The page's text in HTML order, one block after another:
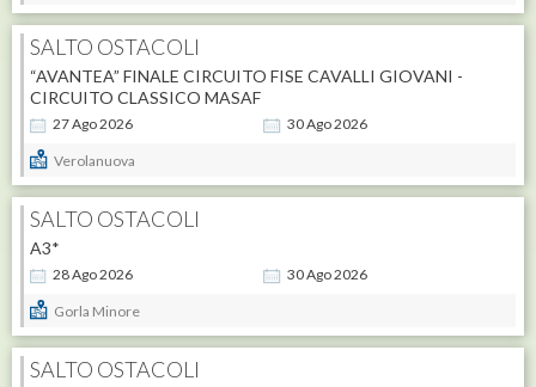
SALTO OSTACOLI
27Ago2026 30Ago2026
“AVANTEA” FINALE CIRCUITO FISE CAVALLI GIOVANI -
CIRCUITO CLASSICO MASAF
Verolanuova
SALTO OSTACOLI
28Ago2026 30Ago2026
A3*
Gorla Minore
SALTO OSTACOLI